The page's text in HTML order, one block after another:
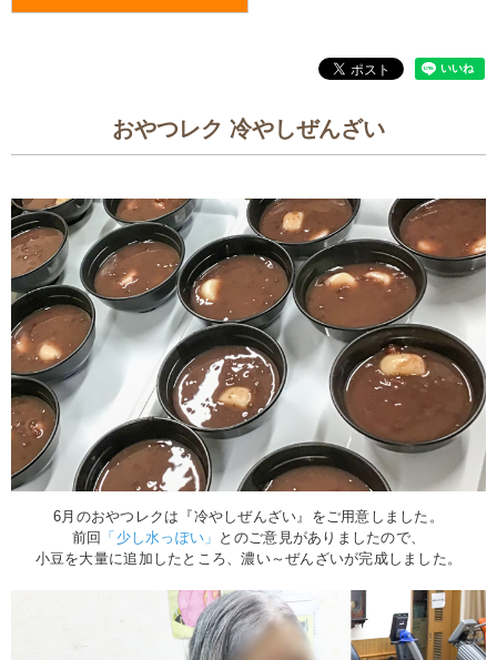
おやつレク 冷やしぜんざい
6月のおやつレクは『冷やしぜんざい』をご用意しました。
前回 「少し水っぽい」 とのご意見がありましたので、
小豆を大量に追加したところ、濃い～ぜんざいが完成しました。